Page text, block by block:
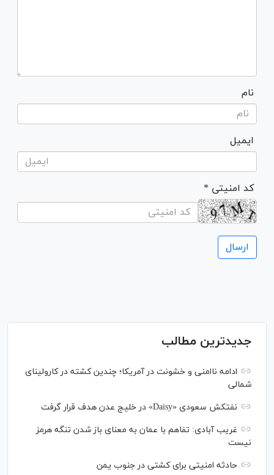
نام
ایمیل
* کد امنیتی
جدیدترین مطالب
ادامه ناامنی و خشونت در آمریکا؛ چندین کشته در کارولینای
شمالی
نفتکش سعودی «Daisy» در خلیج عدن هدف قرار گرفت
غریب آبادی: تفاهم با عمان به معنای باز شدن تنگه هرمز
نیست
حادثه امنیتی برای کشتی در جنوب یمن